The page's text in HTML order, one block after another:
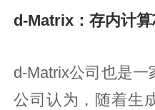
d-Matrix：存内计
d-Matrix公司也是
公司认为，随着生